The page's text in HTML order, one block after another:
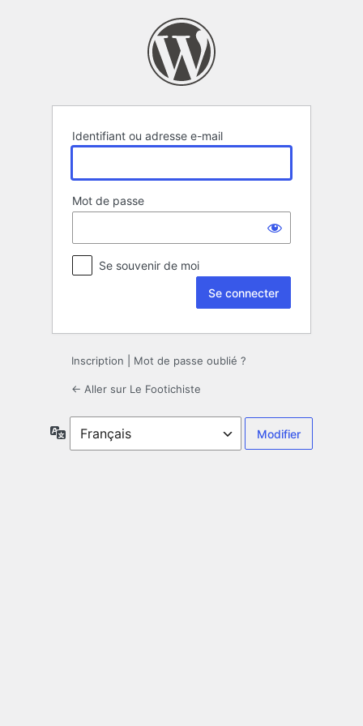
Identifiant ou adresse e-mail
Mot de passe
Se souvenir de moi
Inscription Mot de passe oublié ?
← Aller sur Le Footichiste
Langue